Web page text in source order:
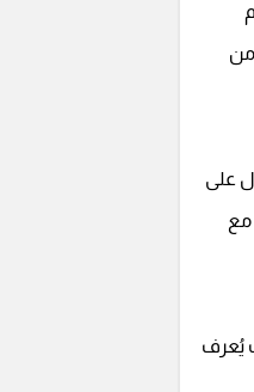
من
على
مع
يُعرف